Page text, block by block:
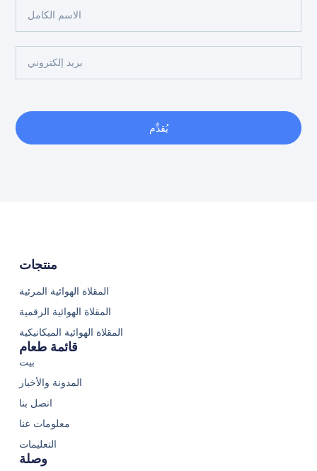
يُقدِّم
منتجات
المقلاة الهوائية المرئية
المقلاة الهوائية الرقمية
المقلاة الهوائية الميكانيكية
قائمة طعام
بيت
المدونة والأخبار
اتصل بنا
معلومات عنا
التعليمات
وصلة